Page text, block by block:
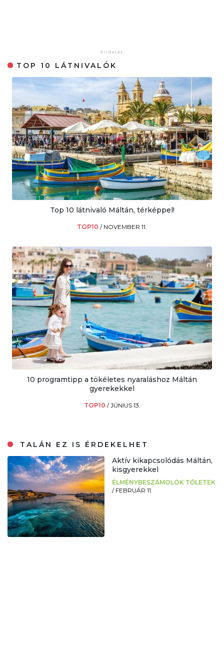
TOP 10 LÁTNIVALÓK
Top 10 látnivaló Máltán, térképpel!
TOP10 / NOVEMBER 11.
10 programtipp a tökéletes nyaraláshoz Máltán
gyerekekkel
TOP10 /JÚNIUS 13.
TALÁN EZ IS ÉRDEKELHET
Aktív kikapcsolódás Máltán,
kisgyerekkel
ÉLMÉNYBESZÁMOLÓK TŐLETEK
/ FEBRUÁR 11.